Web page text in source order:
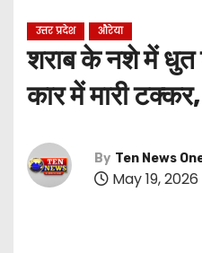
उत्तर प्रदेश औरेया
शराब के नशे में
कार में मारी
By Ten News
May 19, 2026